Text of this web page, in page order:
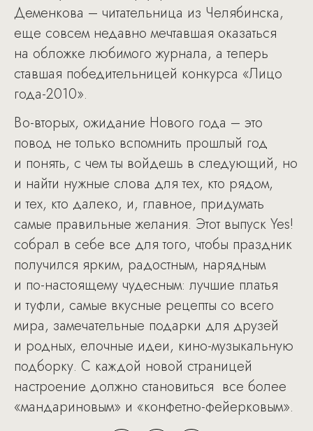
Деменкова – читательница из Челябинска,
еще совсем недавно мечтавшая оказаться
на обложке любимого журнала, а теперь
ставшая победительницей конкурса «Лицо
года-2010».
Во-вторых, ожидание Нового года – это
повод не только вспомнить прошлый год
и понять, с чем ты войдешь в следующий, но
и найти нужные слова для тех, кто рядом,
и тех, кто далеко, и, главное, придумать
самые правильные желания. Этот выпуск Yes!
собрал в себе все для того, чтобы праздник
получился ярким, радостным, нарядным
и по-настоящему чудесным: лучшие платья
и туфли, самые вкусные рецепты со всего
мира, замечательные подарки для друзей
и родных, елочные идеи, кино-музыкальную
подборку. С каждой новой страницей
настроение должно становиться все более
«мандариновым» и «конфетно-фейерковым».